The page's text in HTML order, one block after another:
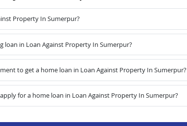
Property In Sumerpur?
loan in Loan Against Property In Sumerpur?
to get a home loan in Loan Against Property In Sumerpur?
for a home loan in Loan Against Property In Sumerpur?